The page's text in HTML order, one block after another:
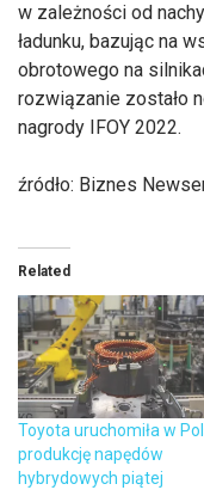
w zależności od
ładunku, bazując na
obrotowego na
rozwiązanie zostało
nagrody IFOY 2022.
źródło: Biznes
Related
Toyota uruchomiła w
produkcję napędów
hybrydowych piątej